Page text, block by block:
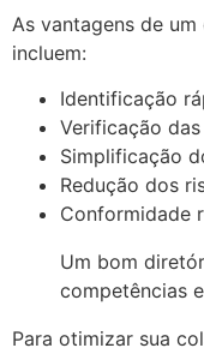
As vantagens de
incluem:
Identificação
Verificação
Simplificação
Redução dos
Conformidade
Um bom
competências
Para otimizar sua